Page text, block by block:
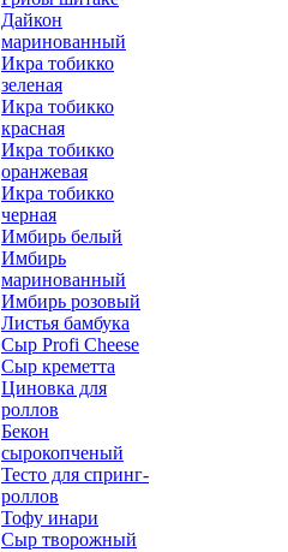
Дайкон
маринованный
Икра тобикко
зеленая
Икра тобикко
красная
Икра тобикко
оранжевая
Икра тобикко
черная
Имбирь белый
Имбирь
маринованный
Имбирь розовый
Листья бамбука
Сыр Profi Cheese
Сыр креметта
Циновка для
роллов
Бекон
сырокопченый
Тесто для спринг-
роллов
Тофу инари
Сыр творожный